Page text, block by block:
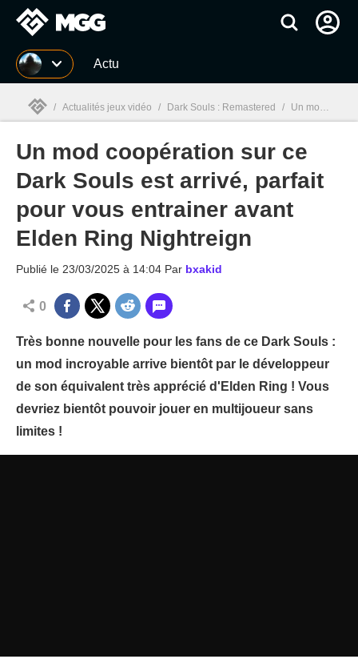
MGG Actu
MGG
/ Actualités jeux vidéo / Dark Souls : Remastered / Un mod coopération sur ce Dark Souls est arrivé, parfait pour vous entrainer avant Elden Ring Nightreign
Un mod coopération sur ce
Dark Souls est arrivé, parfait
pour vous entrainer avant
Elden Ring Nightreign
Publié le 23/03/2025 à 14:04 Par bxakid
0
Très bonne nouvelle pour les fans de ce Dark Souls :
un mod incroyable arrive bientôt par le développeur
de son équivalent très apprécié d'Elden Ring ! Vous
devriez bientôt pouvoir jouer en multijoueur sans
limites !